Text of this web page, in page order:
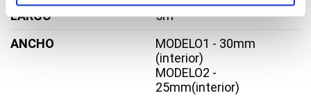
LARGO
5m
ANCHO
MODELO1 - 30mm
(interior)
MODELO2 -
25mm(interior)